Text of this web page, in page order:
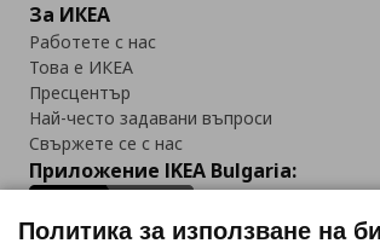
За ИКЕА
Работете с нас
Това е ИКЕА
Пресцентър
Най-често задавани въпроси
Свържете се с нас
Приложение IKEA Bulgaria:
Политика за използване на